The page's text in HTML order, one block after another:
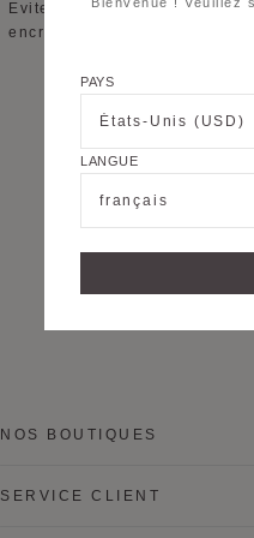
Evitez tout contact avec la
encres. Evitez une
NOS BOUTIQUES
SERVICE CLIENT
PAYS
États-Unis (USD)
LANGUE
français